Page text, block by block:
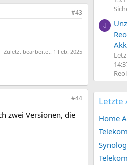
#43
Zuletzt bearbeitet: 1 Feb. 2025
#44
zwei Versionen, die
J
Letzte
Home